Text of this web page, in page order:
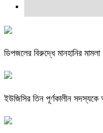
ডিপজলের বিরুদ্ধে মানহানির মামলা
ইউজিসির তিন পূর্ণকালীন সদস্যকে